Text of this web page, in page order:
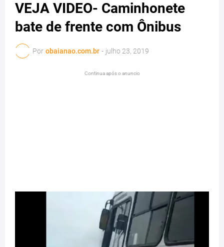
VEJA VIDEO- Caminhonete
bate de frente com Ônibus
Por obaianao.com.br - julho 23, 2019
Continua após o anuncio